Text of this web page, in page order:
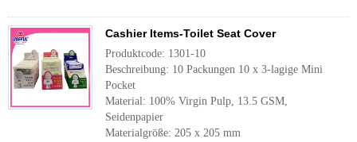
Cashier Items-Toilet Seat Cover
Produktcode: 1301-10
Beschreibung: 10 Packungen 10 x 3-lagige Mini
Pocket
Material: 100% Virgin Pulp, 13.5 GSM,
Seidenpapier
Materialgröße: 205 x 205 mm